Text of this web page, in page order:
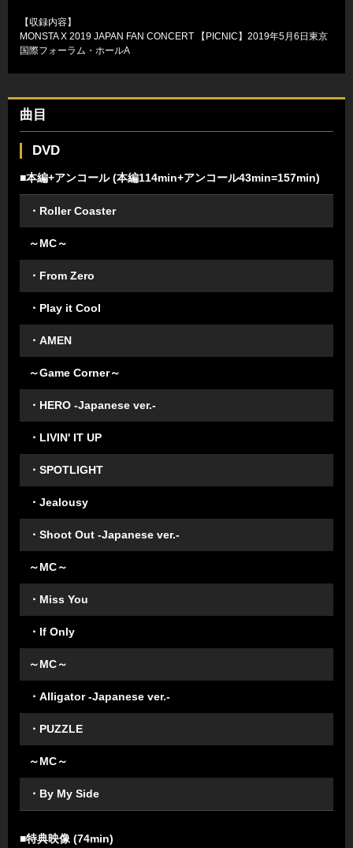
【収録内容】
MONSTA X 2019 JAPAN FAN CONCERT 【PICNIC】2019年5月6日東京
国際フォーラム・ホールA
曲目
DVD
■本編+アンコール (本編114min+アンコール43min=157min)
・Roller Coaster
～MC～
・From Zero
・Play it Cool
・AMEN
～Game Corner～
・HERO -Japanese ver.-
・LIVIN' IT UP
・SPOTLIGHT
・Jealousy
・Shoot Out -Japanese ver.-
～MC～
・Miss You
・If Only
～MC～
・Alligator -Japanese ver.-
・PUZZLE
～MC～
・By My Side
■特典映像 (74min)